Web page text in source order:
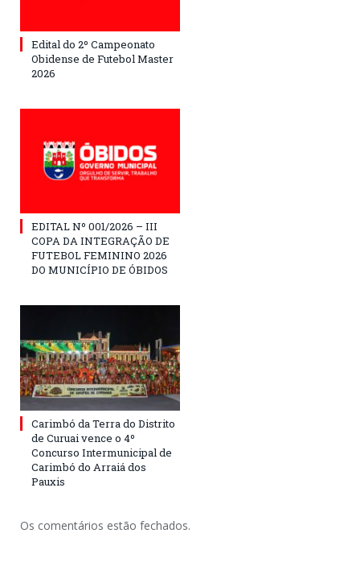
Edital do 2º Campeonato
Obidense de Futebol Master
2026
EDITAL Nº 001/2026 – III
COPA DA INTEGRAÇÃO DE
FUTEBOL FEMININO 2026
DO MUNICÍPIO DE ÓBIDOS
Carimbó da Terra do Distrito
de Curuai vence o 4º
Concurso Intermunicipal de
Carimbó do Arraiá dos
Pauxis
Os comentários estão fechados.